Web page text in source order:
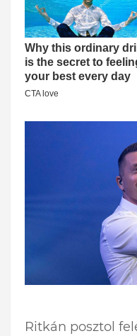
Ritkán posztol